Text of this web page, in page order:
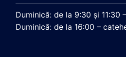
Duminică: de la 9:30 și 11:30
Duminică: de la 16:00 –